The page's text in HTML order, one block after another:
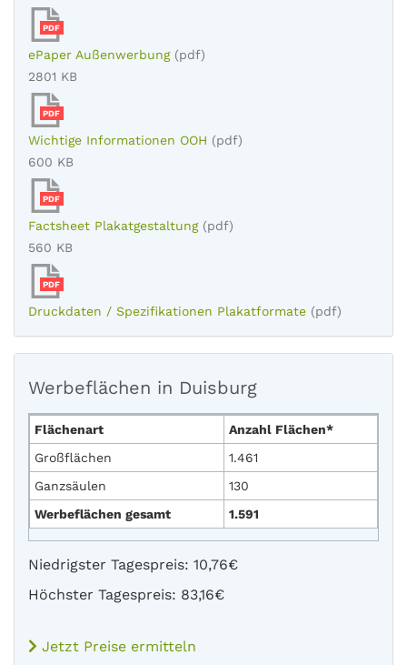
PDF
ePaper Außenwerbung (pdf)
2801 KB
PDF
Wichtige Informationen OOH (pdf)
600 KB
PDF
Factsheet Plakatgestaltung (pdf)
560 KB
PDF
Druckdaten / Spezifikationen Plakatformate (pdf)
Werbeflächen in Duisburg
Flächenart
Anzahl Flächen*
Großflächen
1.461
Ganzsäulen
130
Werbeflächen gesamt
1.591
Niedrigster Tagespreis: 10,76€
Höchster Tagespreis: 83,16€
Jetzt Preise ermitteln